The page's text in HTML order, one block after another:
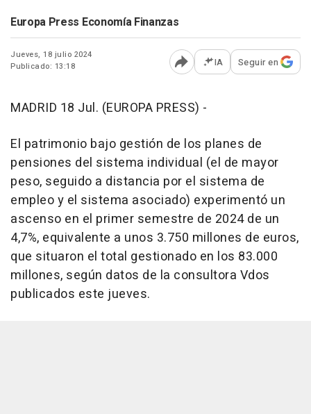
Europa Press Economía Finanzas
Jueves, 18 julio 2024
Publicado: 13:18
Abrir opciones para
IA Seguir en
MADRID 18 Jul. (EUROPA PRESS) -
El patrimonio bajo gestión de los planes de
pensiones del sistema individual (el de mayor
peso, seguido a distancia por el sistema de
empleo y el sistema asociado) experimentó un
ascenso en el primer semestre de 2024 de un
4,7%, equivalente a unos 3.750 millones de euros,
que situaron el total gestionado en los 83.000
millones, según datos de la consultora Vdos
publicados este jueves.